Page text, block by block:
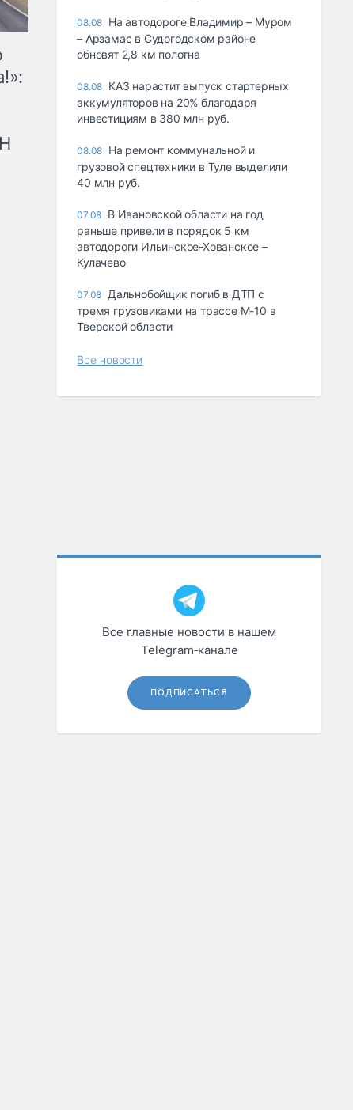
08.08 На автодороге Владимир – Муром
– Арзамас в Судогодском районе
обновят 2,8 км полотна
08.08 КАЗ нарастит выпуск стартерных
аккумуляторов на 20% благодаря
инвестициям в 380 млн руб.
08.08 На ремонт коммунальной и
грузовой спецтехники в Туле выделили
40 млн руб.
07.08 В Ивановской области на год
раньше привели в порядок 5 км
автодороги Ильинское-Хованское –
Кулачево
07.08 Дальнобойщик погиб в ДТП с
тремя грузовиками на трассе М-10 в
Тверской области
Все новости
Все главные новости в нашем
Telegram‑канале
ПОДПИСАТЬСЯ